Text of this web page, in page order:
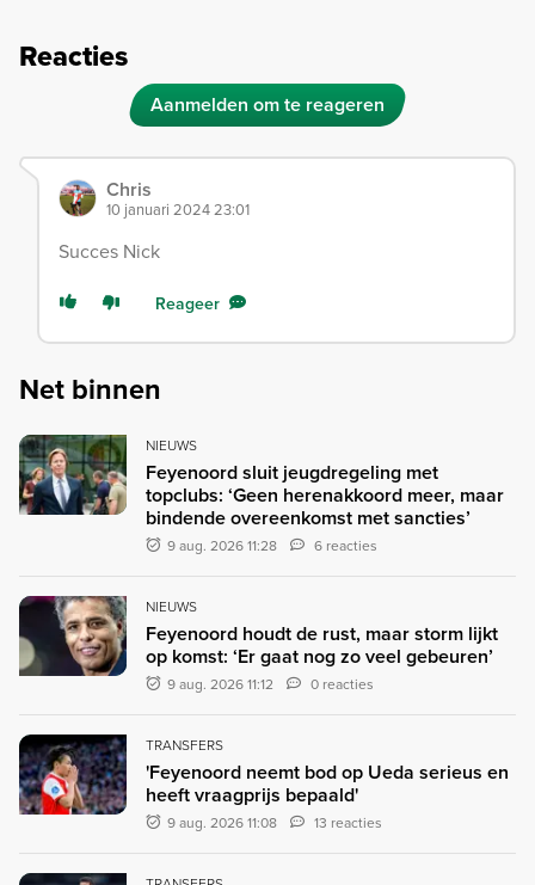
Reacties
Aanmelden om te reageren
Chris
10 januari 2024 23:01
Succes Nick
Reageer
Net binnen
NIEUWS
Feyenoord sluit jeugdregeling met
topclubs: ‘Geen herenakkoord meer, maar
bindende overeenkomst met sancties’
9 aug. 2026 11:28 6 reacties
NIEUWS
Feyenoord houdt de rust, maar storm lijkt
op komst: ‘Er gaat nog zo veel gebeuren’
9 aug. 2026 11:12 0 reacties
TRANSFERS
'Feyenoord neemt bod op Ueda serieus en
heeft vraagprijs bepaald'
9 aug. 2026 11:08 13 reacties